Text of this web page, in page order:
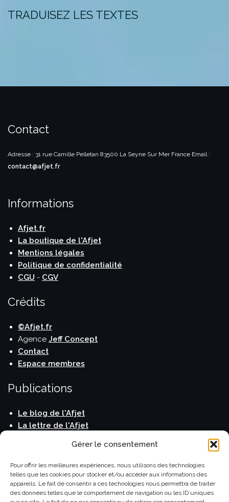
Gérer le consentement
Pour offrir les meilleures expériences, nous utilisons des technologies
telles que les cookies pour stocker et/ou accéder aux informations des
appareils. Le fait de consentir à ces technologies nous permettra de traiter
des données telles que le comportement de navigation ou les ID uniques
TRADUISEZ LES TEXTES
Contact
Adresse : 31 rue Camille Pelletan 83500 La Seyne Sur MerFrance Email :
contact@afjet.fr
Informations
Afjet.fr
La boutique de l'Afjet
Mentions légales
Politique de confidentialité
CGU - CGV
Crédits
©Afjet.fr
Agence Jeff Concept
Contact
Espace membres
Publications
Le blog de l'Afjet
La lettre de l'Afjet
Horizons Monde
Le Guide du Routard